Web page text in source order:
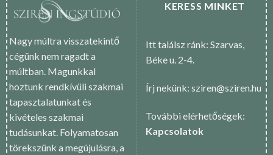
Nagy múltra visszatekintő
cégünk nem ragadt a
múltban. Magunkkal
hoztunk rendkívüli szakmai
tapasztalatunkat és
kivételes szakmai
tudásunkat. Folyamatosan
törekszünk a megújulásra, a
KERESS MINKET
Itt találsz ránk: Szarvas,
Béke u. 2-4.
Írj nekünk: sziren@sziren.hu
További elérhetőségek:
Kapcsolatok